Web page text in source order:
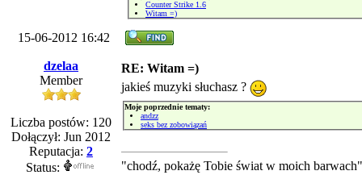
Counter Strike 1.6
Witam =)
15-06-2012 16:42
dzelaa
Member
Liczba postów: 120
Dołączył: Jun 2012
Reputacja: 2
Status:
RE: Witam =)
jakieś muzyki słuchasz ?
Moje poprzednie tematy:
andzz
seks bez zobowiązań
"chodź, pokażę Tobie świat w moich barwach"